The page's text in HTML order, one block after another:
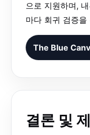
으로 지원하며,
마다 회귀 검증을
The Blue
결론 및